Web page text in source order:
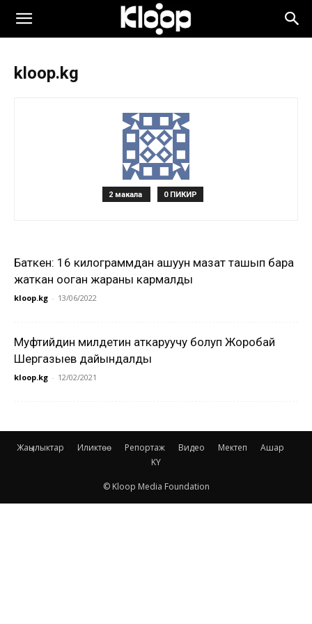
kloop.kg
2 макала 0 ПИКИР
Баткен: 16 килограммдан ашуун маңзат ташып бара
жаткан ооган жараны кармалды
kloop.kg - 13/06/2022
Муфтийдин милдетин аткаруучу болуп Жоробай
Шергазыев дайындалды
kloop.kg - 12/02/2021
Жаңылыктар Иликтөө Репортаж Видео Мектеп
Ашар
KY
© Kloop Media Foundation